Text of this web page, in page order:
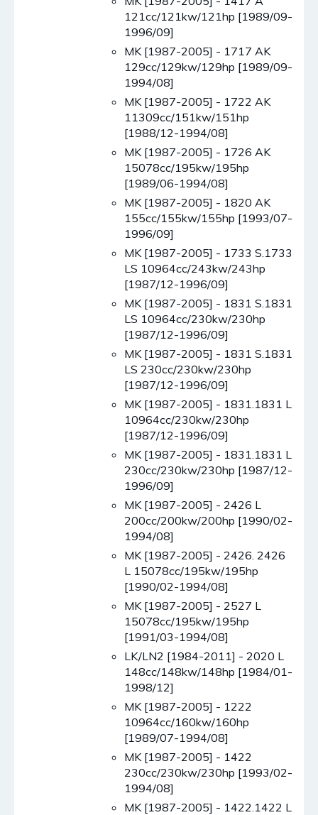
121cc/121kw/121hp [1989/09-
1996/09]
MK [1987-2005] - 1717 AK
129cc/129kw/129hp [1989/09-
1994/08]
MK [1987-2005] - 1722 AK
11309cc/151kw/151hp
[1988/12-1994/08]
MK [1987-2005] - 1726 AK
15078cc/195kw/195hp
[1989/06-1994/08]
MK [1987-2005] - 1820 AK
155cc/155kw/155hp [1993/07-
1996/09]
MK [1987-2005] - 1733 S.1733
LS 10964cc/243kw/243hp
[1987/12-1996/09]
MK [1987-2005] - 1831 S.1831
LS 10964cc/230kw/230hp
[1987/12-1996/09]
MK [1987-2005] - 1831 S.1831
LS 230cc/230kw/230hp
[1987/12-1996/09]
MK [1987-2005] - 1831.1831 L
10964cc/230kw/230hp
[1987/12-1996/09]
MK [1987-2005] - 1831.1831 L
230cc/230kw/230hp [1987/12-
1996/09]
MK [1987-2005] - 2426 L
200cc/200kw/200hp [1990/02-
1994/08]
MK [1987-2005] - 2426. 2426
L 15078cc/195kw/195hp
[1990/02-1994/08]
MK [1987-2005] - 2527 L
15078cc/195kw/195hp
[1991/03-1994/08]
LK/LN2 [1984-2011] - 2020 L
148cc/148kw/148hp [1984/01-
1998/12]
MK [1987-2005] - 1222
10964cc/160kw/160hp
[1989/07-1994/08]
MK [1987-2005] - 1422
230cc/230kw/230hp [1993/02-
1994/08]
MK [1987-2005] - 1422.1422 L